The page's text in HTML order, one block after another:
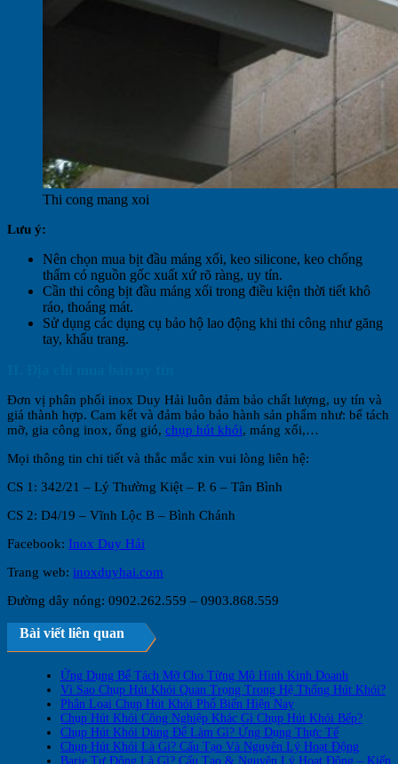
Thi cong mang xoi
Lưu ý:
Nên chọn mua bịt đầu máng xối, keo silicone, keo chống
thấm có nguồn gốc xuất xứ rõ ràng, uy tín.
Cần thi công bịt đầu máng xối trong điều kiện thời tiết khô
ráo, thoáng mát.
Sử dụng các dụng cụ bảo hộ lao động khi thi công như găng
tay, khẩu trang.
Đơn vị phân phối inox Duy Hải luôn đảm bảo chất lượng, uy tín và
giá thành hợp. Cam kết và đảm bảo bảo hành sản phẩm như: bể tách
mỡ, gia công inox, ống gió, chụp hút khói, máng xối,…
Mọi thông tin chi tiết và thắc mắc xin vui lòng liên hệ:
CS 1: 342/21 – Lý Thường Kiệt – P. 6 – Tân Bình
CS 2: D4/19 – Vĩnh Lộc B – Bình Chánh
Facebook: Inox Duy Hải
Trang web: inoxduyhai.com
Đường dây nóng: 0902.262.559 – 0903.868.559
Bài viết liên quan
Ứng Dụng Bể Tách Mỡ Cho Từng Mô Hình Kinh Doanh
Vì Sao Chụp Hút Khói Quan Trọng Trong Hệ Thống Hút Khói?
Phân Loại Chụp Hút Khói Phổ Biến Hiện Nay
Chụp Hút Khói Công Nghiệp Khác Gì Chụp Hút Khói Bếp?
Chụp Hút Khói Dùng Để Làm Gì? Ứng Dụng Thực Tế
Chụp Hút Khói Là Gì? Cấu Tạo Và Nguyên Lý Hoạt Động
Barie Tự Động Là Gì? Cấu Tạo & Nguyên Lý Hoạt Động – Kiến